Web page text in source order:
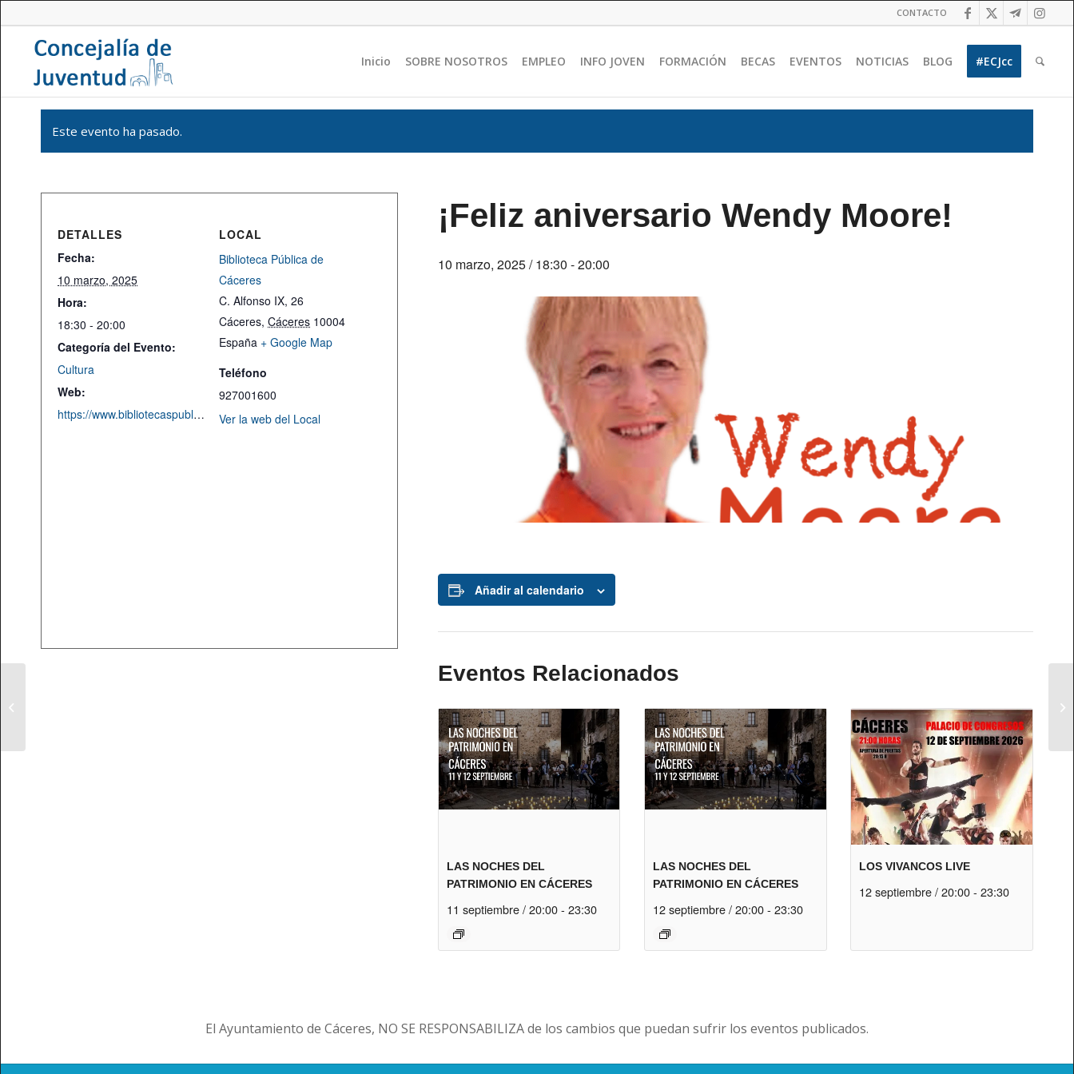
CONTACTO
Inicio SOBRE NOSOTROS EMPLEO INFO JOVEN FORMACIÓN BECAS EVENTOS NOTICIAS BLOG #ECJcc
Este evento ha pasado.
¡Feliz aniversario Wendy Moore!
10 marzo, 2025 / 18:30 -20:00
Añadir al calendario
Eventos Relacionados
LAS NOCHES DEL
PATRIMONIO EN CÁCERES
11 septiembre / 20:00- 23:30
LAS NOCHES DEL
PATRIMONIO EN CÁCERES
12 septiembre / 20:00- 23:30
LOS VIVANCOS LIVE
12 septiembre / 20:00 - 23:30
DETALLES
Fecha:
10 marzo, 2025
Hora:
18:30 - 20:00
Categoría del Evento:
Cultura
Web:
https://www.bibliotecaspublicas.es/caceres/Actividades/Agenda-de-actividades/Cursos-Talleres-Jornadas/feliz-aniversario-wendy-moore.html
LOCAL
Biblioteca Pública de
Cáceres
C. Alfonso IX, 26
Cáceres, Cáceres 10004
España + Google Map
Teléfono
927001600
Ver la web del Local
El Ayuntamiento de Cáceres, NO SE RESPONSABILIZA de los cambios que puedan sufrir los eventos publicados.